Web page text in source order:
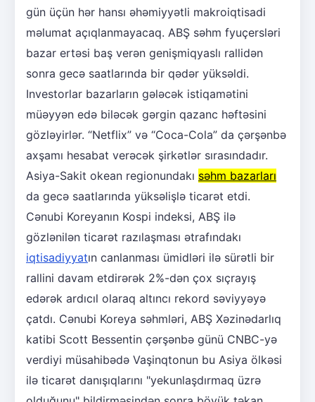
gün üçün hər hansı əhəmiyyətli makroiqtisadi
məlumat açıqlanmayacaq. ABŞ səhm fyuçersləri
bazar ertəsi baş verən genişmiqyaslı rallidən
sonra gecə saatlarında bir qədər yüksəldi.
Investorlar bazarların gələcək istiqamətini
müəyyən edə biləcək gərgin qazanc həftəsini
gözləyirlər. “Netflix” və “Coca-Cola” da çərşənbə
axşamı hesabat verəcək şirkətlər sırasındadır.
Asiya-Sakit okean regionundakı səhm bazarları
da gecə saatlarında yüksəlişlə ticarət etdi.
Cənubi Koreyanın Kospi indeksi, ABŞ ilə
gözlənilən ticarət razılaşması ətrafındakı
iqtisadiyyatın canlanması ümidləri ilə sürətli bir
rallini davam etdirərək 2%-dən çox sıçrayış
edərək ardıcıl olaraq altıncı rekord səviyyəyə
çatdı. Cənubi Koreya səhmləri, ABŞ Xəzinədarlıq
katibi Scott Bessentin çərşənbə günü CNBC-yə
verdiyi müsahibədə Vaşinqtonun bu Asiya ölkəsi
ilə ticarət danışıqlarını "yekunlaşdırmaq üzrə